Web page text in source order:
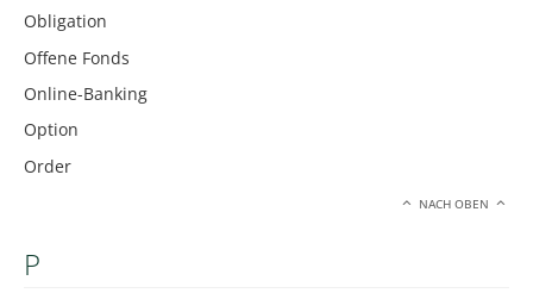
Obligation
Offene Fonds
Online-Banking
Option
Order
NACH OBEN
P